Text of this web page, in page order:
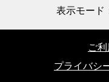
表示モード
ご
プライバシ